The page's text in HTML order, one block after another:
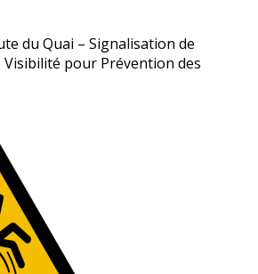
du Quai – Signalisation de
Visibilité pour Prévention des